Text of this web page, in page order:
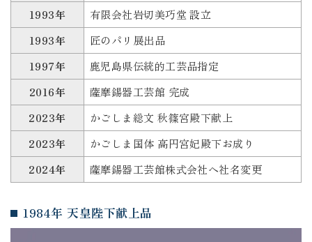
1993年
有限会社岩切美巧堂 設立
1993年
匠のパリ展出品
1997年
鹿児島県伝統的工芸品指定
2016年
薩摩錫器工芸館 完成
2023年
かごしま総文 秋篠宮殿下献上
2023年
かごしま国体 高円宮妃殿下お成り
2024年
薩摩錫器工芸館株式会社へ社名変更
1984年 天皇陛下献上品